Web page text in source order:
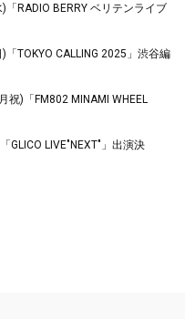
「RADIO BERRY ベリテンライブ
「TOKYO CALLING 2025」渋谷編
祝)「FM802 MINAMI WHEEL
GLICO LIVE"NEXT"」出演決